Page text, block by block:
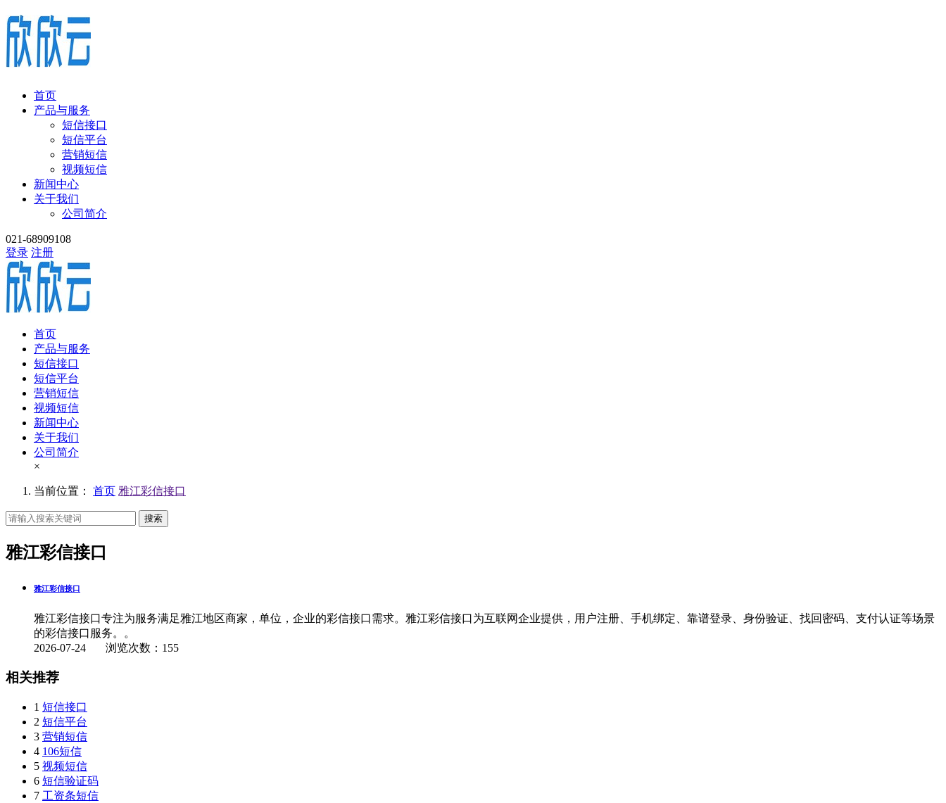
首页
产品与服务
短信接口
短信平台
营销短信
视频短信
新闻中心
关于我们
公司简介
021-68909108
登录 注册
首页
产品与服务
短信接口
短信平台
营销短信
视频短信
新闻中心
关于我们
公司简介
×
当前位置： 首页 雅江彩信接口
搜索
雅江彩信接口
雅江彩信接口
雅江彩信接口专注为服务满足雅江地区商家，单位，企业的彩信接口需求。雅江彩信接口为互联网企业提供，用户注册、手机绑定、靠谱登录、身份验证、找回密码、支付认证等场景
的彩信接口服务。。
2026-07-24 浏览次数：155
相关推荐
1 短信接口
2 短信平台
3 营销短信
4 106短信
5 视频短信
6 短信验证码
7 工资条短信